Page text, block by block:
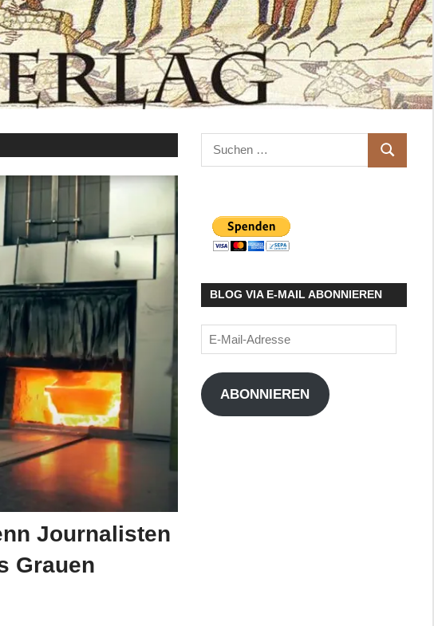
Journalisten
Grauen
Suchen
nach:
SUCHEN
BLOG VIA E-MAIL ABONNIEREN
E-
Mail-
Adresse
ABONNIEREN